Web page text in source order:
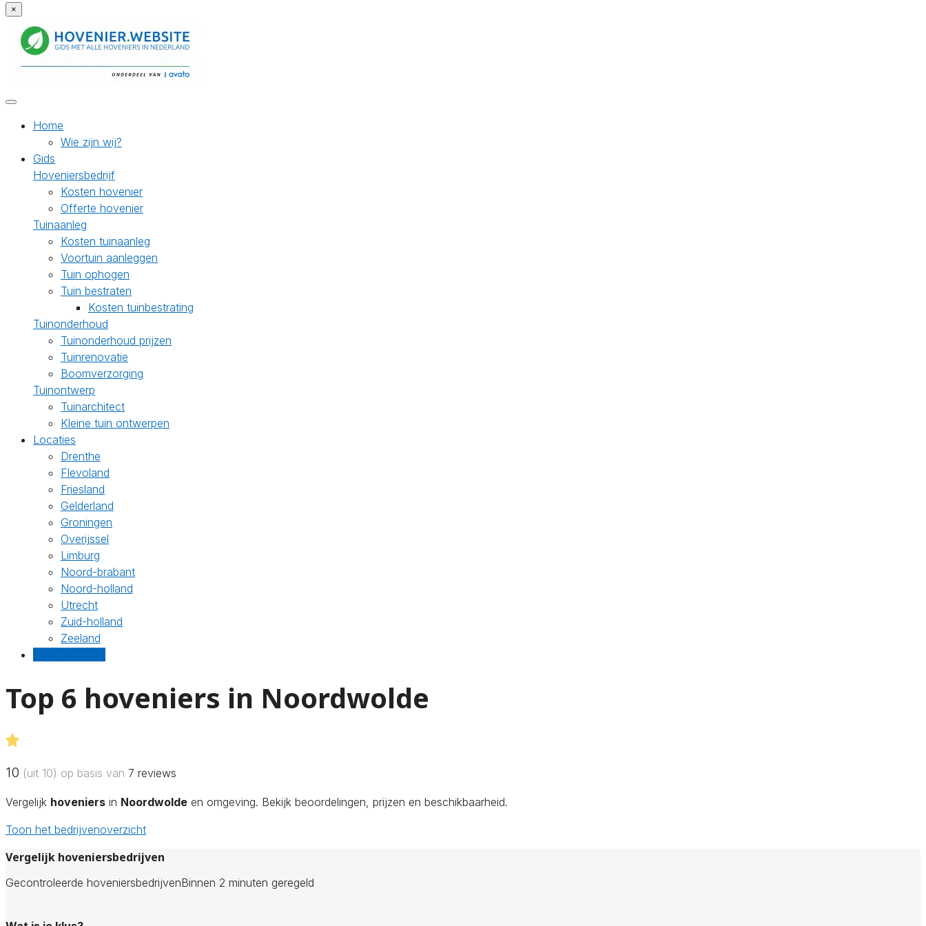
×
Home
Wie zijn wij?
Gids
Hoveniersbedrijf
Kosten hovenier
Offerte hovenier
Tuinaanleg
Kosten tuinaanleg
Voortuin aanleggen
Tuin ophogen
Tuin bestraten
Kosten tuinbestrating
Tuinonderhoud
Tuinonderhoud prijzen
Tuinrenovatie
Boomverzorging
Tuinontwerp
Tuinarchitect
Kleine tuin ontwerpen
Locaties
Drenthe
Flevoland
Friesland
Gelderland
Groningen
Overijssel
Limburg
Noord-brabant
Noord-holland
Utrecht
Zuid-holland
Zeeland
Top 6 hoveniers in Noordwolde
10 (uit 10) op basis van 7 reviews
Vergelijk hoveniers in Noordwolde en omgeving. Bekijk beoordelingen, prijzen en beschikbaarheid.
Toon het bedrijvenoverzicht
Vergelijk hoveniersbedrijven
Gecontroleerde hoveniersbedrijvenBinnen 2 minuten geregeld